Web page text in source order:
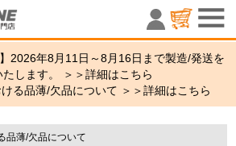
室名札・
2026年8月11日～8月16日まで製造/発送を
たします。 ＞＞詳細はこちら
る品薄/欠品について ＞＞詳細はこちら
品薄/欠品について